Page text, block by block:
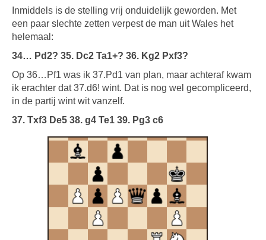
Inmiddels is de stelling vrij onduidelijk geworden. Met
een paar slechte zetten verpest de man uit Wales het
helemaal:
34… Pd2? 35. Dc2 Ta1+? 36. Kg2 Pxf3?
Op 36…Pf1 was ik 37.Pd1 van plan, maar achteraf kwam
ik erachter dat 37.d6! wint. Dat is nog wel gecompliceerd,
in de partij wint wit vanzelf.
37. Txf3 De5 38. g4 Te1 39. Pg3 c6